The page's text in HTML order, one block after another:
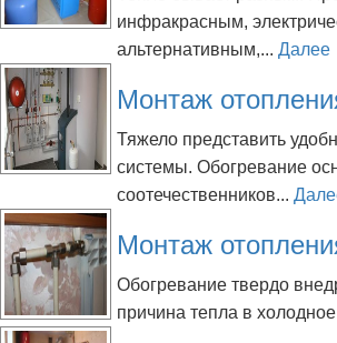
инфракрасным,
альтернативным,... Далее
Монтаж
Тяжело представить
системы. Обогревание
соотечественников...
Монтаж
Обогревание твердо
причина тепла в